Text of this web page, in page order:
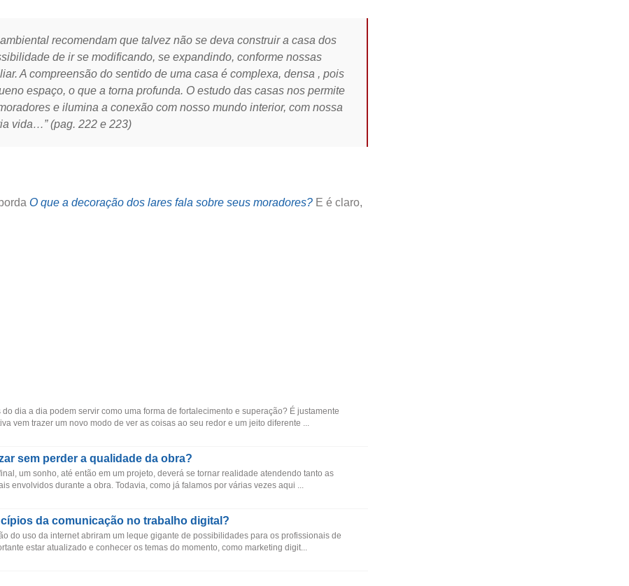
recomendam que talvez não se deva construir a casa dos
de ir se modificando, se expandindo, conforme nossas
A compreensão do sentido de uma casa é complexa, densa , pois
espaço, o que a torna profunda. O estudo das casas nos permite
e ilumina a conexão com nosso mundo interior, com nossa
vida…” (pag. 222 e 223)
O que a decoração dos lares fala sobre seus moradores? E é claro,
dia a dia podem servir como uma forma de fortalecimento e superação? É justamente
vem trazer um novo modo de ver as coisas ao seu redor e um jeito diferente ...
sem perder a qualidade da obra?
um sonho, até então em um projeto, deverá se tornar realidade atendendo tanto as
envolvidos durante a obra. Todavia, como já falamos por várias vezes aqui ...
da comunicação no trabalho digital?
do uso da internet abriram um leque gigante de possibilidades para os profissionais de
estar atualizado e conhecer os temas do momento, como marketing digit...